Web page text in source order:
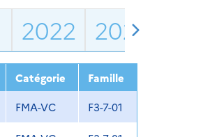
2022 2023
Catégorie
Famille
FMA-VC F3-7-01